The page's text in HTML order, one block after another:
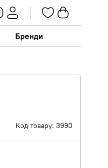
Бренди
Код товару: 3990